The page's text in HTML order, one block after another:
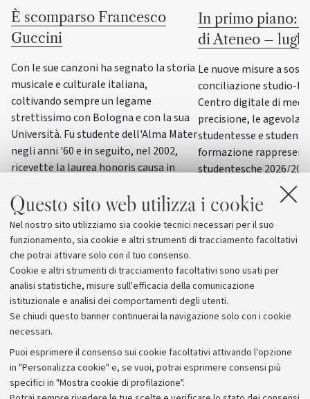
Questo sito web utilizza i cookie
Nel nostro sito utilizziamo sia cookie tecnici necessari per il suo
funzionamento, sia cookie e altri strumenti di tracciamento facoltativi
che potrai attivare solo con il tuo consenso.
Cookie e altri strumenti di tracciamento facoltativi sono usati per
analisi statistiche, misure sull'efficacia della comunicazione
istituzionale e analisi dei comportamenti degli utenti.
Se chiudi questo banner continuerai la navigazione solo con i cookie
necessari.
Puoi esprimere il consenso sui cookie facoltativi attivando l'opzione
in "Personalizza cookie" e, se vuoi, potrai esprimere consensi più
specifici in "Mostra cookie di profilazione".
È scomparso Francesco
Guccini
Con le sue canzoni ha segnato la storia
musicale e culturale italiana,
coltivando sempre un legame
strettissimo con Bologna e con la sua
Università. Fu studente dell'Alma Mater
negli anni '60 e in seguito, nel 2002,
ricevette la laurea honoris causa in
In primo piano:
di Ateneo –
Le nuove misure a
conciliazione studio-
Centro digitale di
precisione, le
studentesse e
formazione
studentesche 2026/
nuova società per
benessere, sono
affrontati nelle sedute
Ateneo nel mese di
Archivio
Comunicati stampa
Redazione